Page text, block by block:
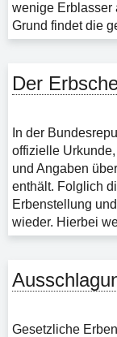
wenige Erblasser
Grund findet die
Der
In der
offizielle
und Angaben
enthält. Folglich
Erbenstellung
wieder. Hierbei
Gesetzliche